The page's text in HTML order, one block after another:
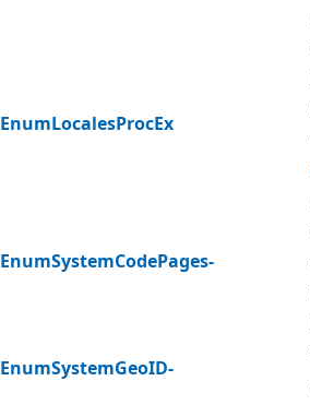
EnumLocalesProcEx
EnumSystemCodePages-
EnumSystemGeoID-